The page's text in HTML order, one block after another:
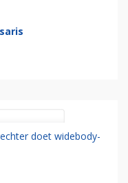
doet widebody-